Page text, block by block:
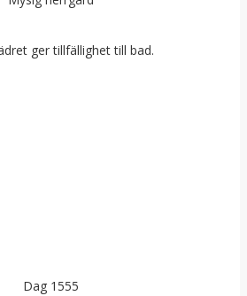
ger tillfällighet till bad.
Dag 1555